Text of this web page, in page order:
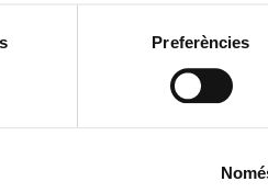
web) i amb
que
Preferències